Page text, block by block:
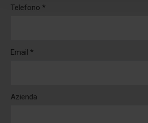
Telefono *
Email *
Azienda